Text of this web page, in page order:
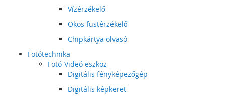
Vízérzékelő
Okos füstérzékelő
Chipkártya olvasó
Fotótechnika
Fotó-Videó eszköz
Digitális fényképezőgép
Digitális képkeret